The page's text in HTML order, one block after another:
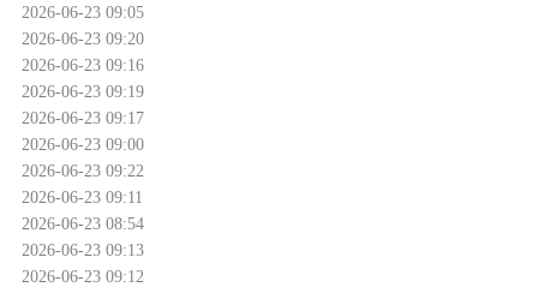
2026-06-23 09:05
2026-06-23 09:20
2026-06-23 09:16
2026-06-23 09:19
2026-06-23 09:17
2026-06-23 09:00
2026-06-23 09:22
2026-06-23 09:11
2026-06-23 08:54
2026-06-23 09:13
2026-06-23 09:12